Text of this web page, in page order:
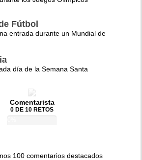
Fútbol
entrada durante un Mundial de
día de la Semana Santa
Comentarista
0 DE 10 RETOS
100 comentarios destacados